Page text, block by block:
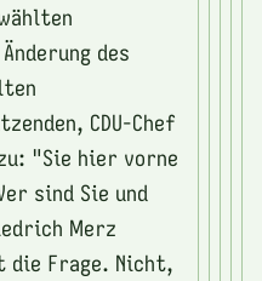
des
CDU-Chef
"Sie hier vorne
sind Sie und
Merz
die Frage. Nicht,